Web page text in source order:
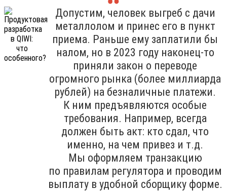
Допустим, человек выгреб с дачи
металлолом и принес его в пункт
приема. Раньше ему заплатили бы
налом, но в 2023 году наконец-то
приняли закон о переводе
огромного рынка (более миллиарда
рублей) на безналичные платежи.
К ним предъявляются особые
требования. Например, всегда
должен быть акт: кто сдал, что
именно, на чем привез и т.д.
Мы оформляем транзакцию
по правилам регулятора и проводим
выплату в удобной сборщику форме.